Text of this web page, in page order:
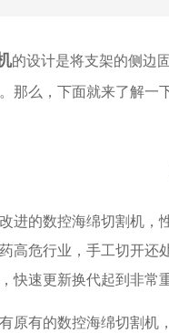
的设计是将支架的侧边
那么，下面就来了解一
的数控海绵切割机，
高危行业，手工切开
快速更新换代起到非常
有的数控海绵切割机